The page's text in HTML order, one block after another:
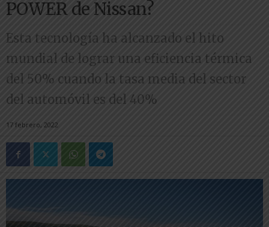
POWER de Nissan?
Esta tecnología ha alcanzado el hito
mundial de lograr una eficiencia térmica
del 50% cuando la tasa media del sector
del automóvil es del 40%
17 febrero, 2022